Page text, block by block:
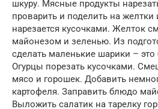
шкуру. Мясные продукты
проварить и поделить на желтки
нарезается кусочками. Желток
майонезом и зеленью. Из
сделать маленькие шарики – это
Огурцы порезать кусочками.
мясо и горошек. Добавить
картофеля. Заправить блюдо
Выложить салатик на тарелку